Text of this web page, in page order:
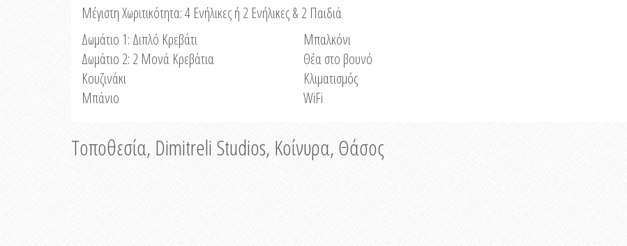
Μέγιστη Χωριτικότητα: 4 Ενήλικες ή 2 Ενήλικες & 2 Παιδιά
Δωμάτιο 1: Διπλό Κρεβάτι
Δωμάτιο 2: 2 Μονά Κρεβάτια
Κουζινάκι
Μπάνιο
Μπαλκόνι
Θέα στο βουνό
Κλιματισμός
WiFi
Τοποθεσία, Dimitreli Studios, Κοίνυρα, Θάσος